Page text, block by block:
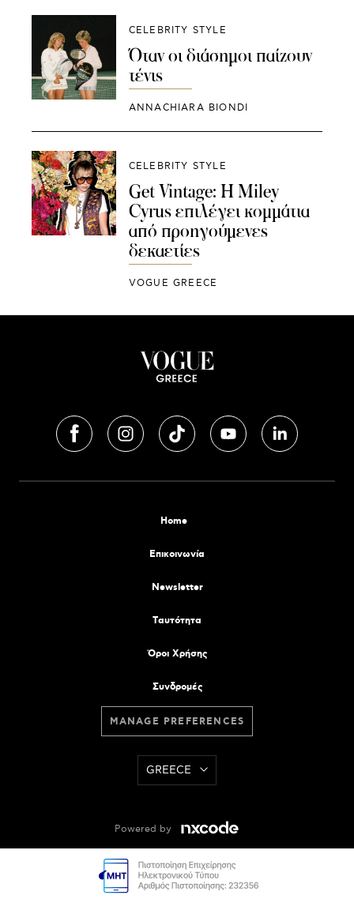
CELEBRITY STYLE
Όταν οι διάσημοι παίζουν
τένις
ANNACHIARA BIONDI
CELEBRITY STYLE
Get Vintage: Η Miley
Cyrus επιλέγει κομμάτια
από προηγούμενες
δεκαετίες
VOGUE GREECE
Home
Επικοινωνία
Newsletter
Tαυτότητα
Όροι Χρήσης
Συνδρομές
MANAGE PREFERENCES
GREECE
Powered by